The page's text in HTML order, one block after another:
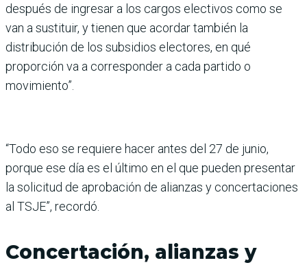
después de ingresar a los cargos electivos como se
van a sustituir, y tienen que acordar también la
distribución de los subsidios electores, en qué
proporción va a corresponder a cada partido o
movimiento”.
“Todo eso se requiere hacer antes del 27 de junio,
porque ese día es el último en el que pueden presentar
la solicitud de aprobación de alianzas y concertaciones
al TSJE”, recordó.
Concertación, alianzas y